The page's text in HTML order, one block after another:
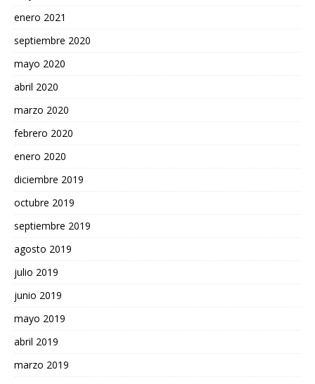
enero 2021
septiembre 2020
mayo 2020
abril 2020
marzo 2020
febrero 2020
enero 2020
diciembre 2019
octubre 2019
septiembre 2019
agosto 2019
julio 2019
junio 2019
mayo 2019
abril 2019
marzo 2019